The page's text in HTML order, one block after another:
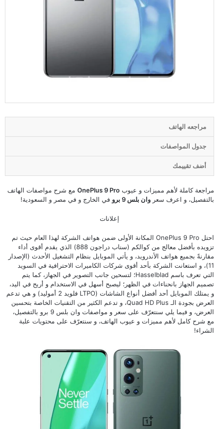
مراجعه الهاتف
جدول المواصفات
أضف تقييمك
مراجعة كاملة لأهم مميزات و عيوب OnePlus 9 Pro مع شرح مواصفات الهاتف
بالتفصيل، و اعرف سعر وان بلس 9 برو في الخارج و في مصر و السعودية!
إعلانات
احتل OnePlus 9 Pro المكانة الأولى ضمن هواتف الشركة لهذا العام حيث تم
تزويده بأفضل معالج من كوالكم (سناب دراجون 888) الذي يقدم أقوى أداء
مقارنةً بجميع هواتف الأندرويد، و يأتي الموبايل بنظام التشغيل الأحدث (الإصدار
11)، و استعانت الشركة بأحد أقوى شركات الكاميرات الاحترافية في السويد
التي تعرف باسم Hasselblad؛ لتسحين جانب التصوير في الجهاز، كما يتم
تصميم الجهاز بانحناءات في الظهر؛ ليصبح أسهل في الاستخدام و أريح في اليد،
و يمتلك الموبايل أحد أفضل أنواع الشاشات (LTPO فلويد 2 أموليد) و هي تدعم
العرض بجودة الـ Quad HD Plus، و تدعم الكثير من التقنيات الخاصة بتحسين
العرض، و فيما يلي سنتعرّف على سعر و مواصفات وان بلس 9 برو بالتفصيل،
مع شرح كامل لأهم مميزات و عيوب الهاتف، و سنتعرّف على محتويات علبة
الشراء!